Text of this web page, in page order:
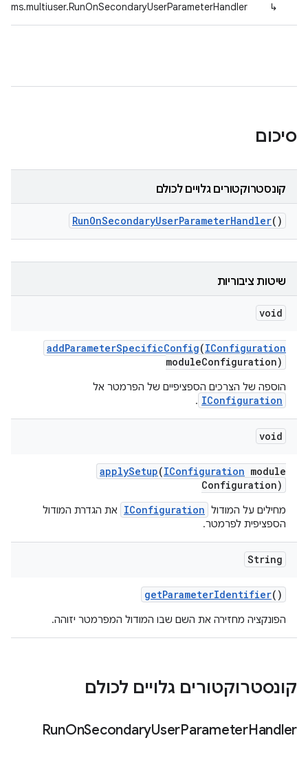
↳
סיכום
קונסטרוקטורים גלויים לכולם
RunOnSecondaryUserParameterHandler()
שיטות ציבוריות
void
addParameterSpecificConfig(IConfiguration
moduleConfiguration)
הוספה של הצרכים הספציפיים של הפרמטר אל
IConfiguration
.
void
applySetup(IConfiguration module
Configuration)
מחילים על המודול IConfiguration
את הגדרת המודול
הספציפית לפרמטר.
String
getParameterIdentifier()
הפונקציה מחזירה את השם שבו המודול המפרמטר יזוהה.
קונסטרוקטורים גלויים לכולם
RunOnSecondaryUserParameterHandler